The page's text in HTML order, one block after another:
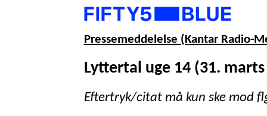
Pressemeddelelse (Kantar Radio-
Lyttertal uge 14 (31.
Eftertryk/citat må kun ske mod